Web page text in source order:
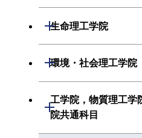
初年次専門科
創造プロセス
共通専門科目
電気電子系
経営工学系
初年次専門科
創造プロセス
初年次専門科
共通専門科目
数理・計算科
初年次専門科
創造プロセス
生命理工学院
開閉
生命理工学系
創造プロセス
環境・社会理工学院
開閉
建築学系
工学院，物質理工学
院共通科目
開閉